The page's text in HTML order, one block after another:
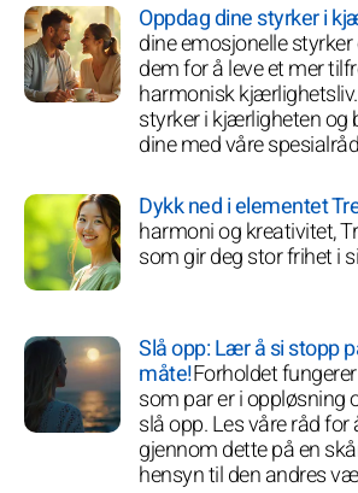
Oppdag dine styrker i
dine emosjonelle
dem for å leve et mer
harmonisk
styrker i kjærligheten og
dine med våre
Dykk ned i elementet
harmoni og kreativitet,
som gir deg stor frihet i
Slå opp: Lær å si stopp
måte!Forholdet
som par er i oppløsning
slå opp. Les våre råd
gjennom dette på en
hensyn til den andres